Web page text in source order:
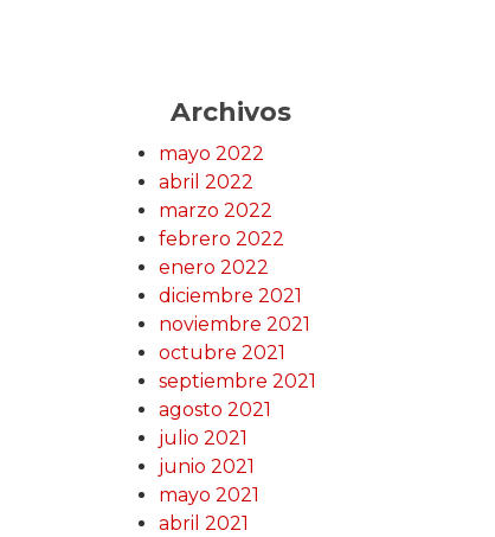
Archivos
mayo 2022
abril 2022
marzo 2022
febrero 2022
enero 2022
diciembre 2021
noviembre 2021
octubre 2021
septiembre 2021
agosto 2021
julio 2021
junio 2021
mayo 2021
abril 2021